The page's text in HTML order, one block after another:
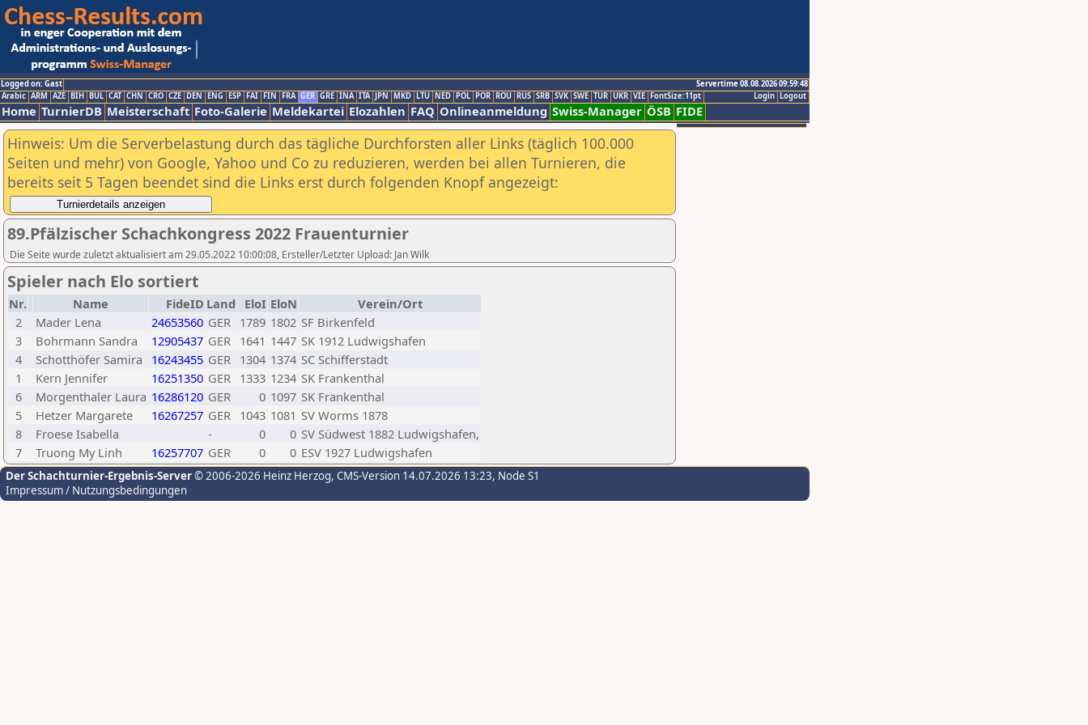
Logged on: Gast
Servertime 08.08.2026 09:59:48
Logout
Login
Arabic ARM AZE BIH BUL CAT CHN CRO CZE DEN ENG ESP FAI FIN FRA GER GRE INA ITA JPN MKD LTU NED POL POR ROU RUS SRB SVK SWE TUR UKR VIE FontSize:11pt
Home TurnierDB Meisterschaft Foto-Galerie Meldekartei Elozahlen FAQ Onlineanmeldung Swiss-Manager ÖSB FIDE
Hinweis: Um die Serverbelastung durch das tägliche Durchforsten aller Links (täglich 100.000
Seiten und mehr) von Google, Yahoo und Co zu reduzieren, werden bei allen Turnieren, die
bereits seit 5 Tagen beendet sind die Links erst durch folgenden Knopf angezeigt:
89.Pfälzischer Schachkongress 2022 Frauenturnier
Die Seite wurde zuletzt aktualisiert am 29.05.2022 10:00:08, Ersteller/Letzter Upload: Jan Wilk
Spieler nach Elo sortiert
Nr. Name FideID Land EloI EloN
Verein/Ort
2
Mader Lena 24653560 GER 1789 1802 SF Birkenfeld
3
Bohrmann Sandra 12905437 GER 1641 1447 SK 1912 Ludwigshafen
4
Schotthöfer Samira 16243455 GER 1304 1374 SC Schifferstadt
1
Kern Jennifer 16251350 GER 1333 1234 SK Frankenthal
6
Morgenthaler Laura 16286120 GER 0 1097 SK Frankenthal
5
Hetzer Margarete 16267257 GER 1043 1081 SV Worms 1878
8
Froese Isabella - 0 0 SV Südwest 1882 Ludwigshafen,
7
Truong My Linh 16257707 GER 0 0 ESV 1927 Ludwigshafen
Der Schachturnier-Ergebnis-Server© 2006-2026 Heinz Herzog, CMS-Version 14.07.2026 13:23, Node S1
Impressum / Nutzungsbedingungen